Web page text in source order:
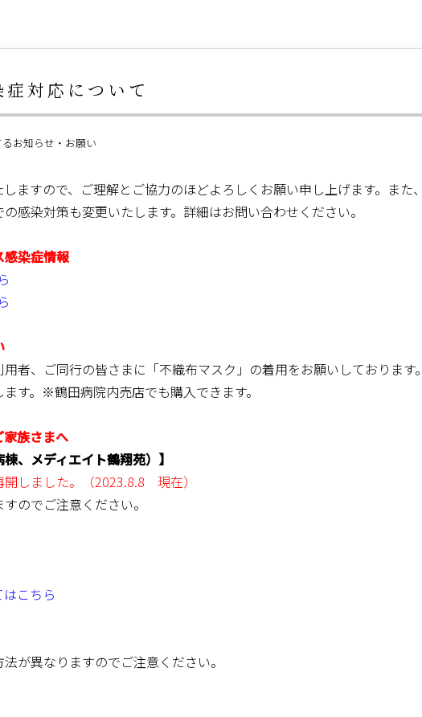
対応について
お知らせ・お願い
ますので、ご理解とご協力のほどよろしくお願い申し上げます。また
感染対策も変更いたします。詳細はお問い合わせください。
染症情報
者、ご同行の皆さまに「不織布マスク」の着用をお願いしております
す。※鶴田病院内売店でも購入できます。
族さまへ
、メディエイト鶴翔苑）】
しました。（2023.8.8 現在）
のでご注意ください。
こちら
が異なりますのでご注意ください。